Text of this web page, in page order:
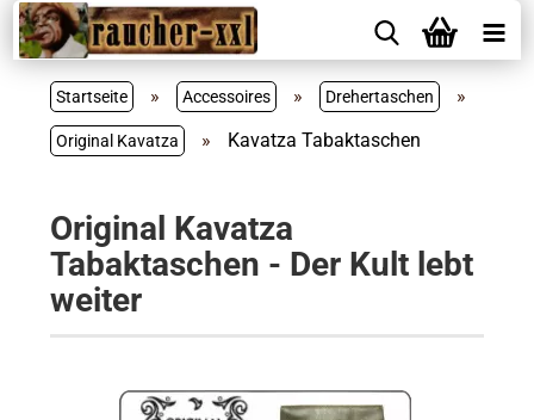
Startseite » Accessoires » Drehertaschen »
Original Kavatza » Kavatza Tabaktaschen
Original Kavatza
Tabaktaschen - Der Kult lebt
weiter